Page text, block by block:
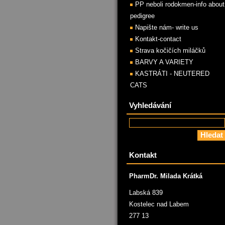
PP neboli rodokmen-info about
pedigree
Napište nám- write us
Kontakt-contact
Strava kočičích miláčků
BARVY A VARIETY
KASTRÁTI - NEUTERED
CATS
Vyhledávání
Kontakt
PharmDr. Milada Krátká
Labská 839
Kostelec nad Labem
277 13